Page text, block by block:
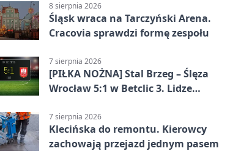
8 sierpnia 2026
Śląsk wraca na Tarczyński Arena.
Cracovia sprawdzi formę zespołu
7 sierpnia 2026
[PIŁKA NOŻNA] Stal Brzeg – Ślęza
Wrocław 5:1 w Betclic 3. Lidze
porażka wrocławian
7 sierpnia 2026
Klecińska do remontu. Kierowcy
zachowają przejazd jednym pasem